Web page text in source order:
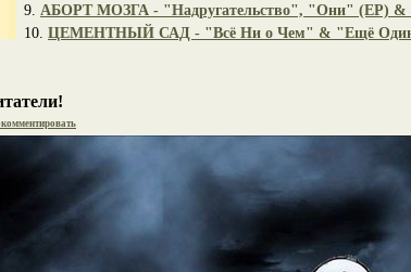
9. АБОРТ МОЗГА - "Надругательство", "Они" (EP)
10. ЦЕМЕНТНЫЙ САД - "Всё Ни о Чем" & "Ещё